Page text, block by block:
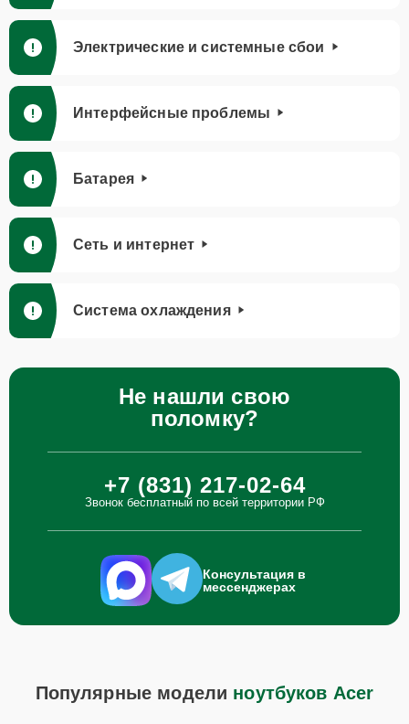
Электрические и системные сбои
Интерфейсные проблемы
Батарея
Сеть и интернет
Система охлаждения
Не нашли свою
поломку?
+7 (831) 217-02-64
Звонок бесплатный по всей территории РФ
Консультация в
мессенджерах
Популярные модели ноутбуков Acer